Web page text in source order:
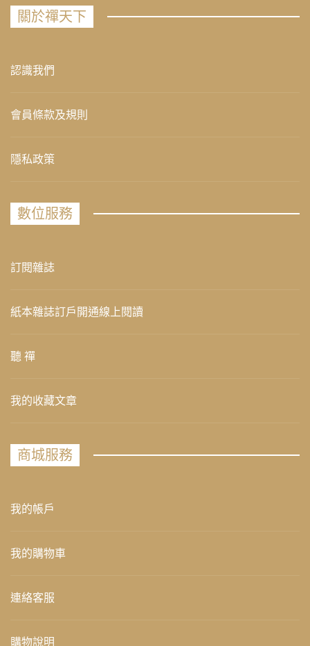
關於禪天下
認識我們
會員條款及規則
隱私政策
數位服務
訂閱雜誌
紙本雜誌訂戶開通線上閱讀
聽 禪
我的收藏文章
商城服務
我的帳戶
我的購物車
連絡客服
購物說明